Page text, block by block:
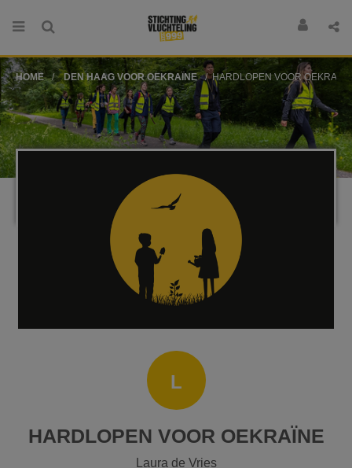
HOME DEN HAAG VOOR OEKRAÏNE HARDLOPEN VOOR OEKRAÏNE
L
HARDLOPEN VOOR OEKRAÏNE
Laura de Vries